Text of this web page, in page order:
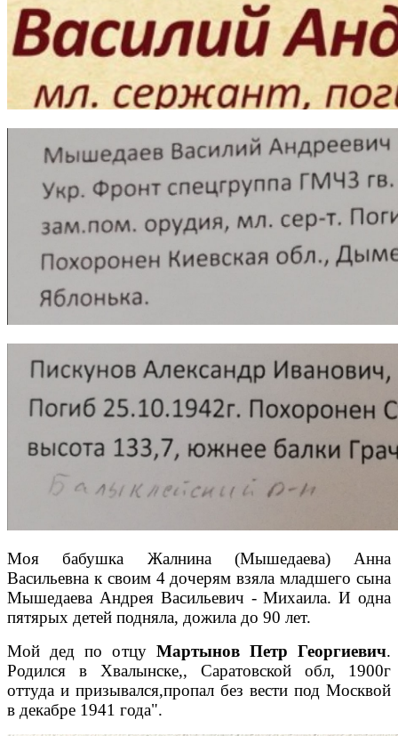
Моя бабушка Жалнина (Мышедаева) Анна
Васильевна к своим 4 дочерям взяла младшего сына
Мышедаева Андрея Васильевич - Михаила. И одна
пятярых детей подняла, дожила до 90 лет.
Мой дед по отцу Мартынов Петр Георгиевич.
Родился в Хвалынске,, Саратовской обл, 1900г
оттуда и призывался,пропал без вести под Москвой
в декабре 1941 года".